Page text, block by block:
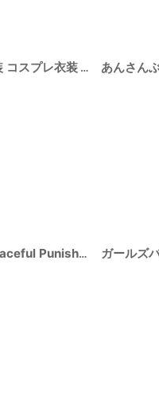
コスプレ衣装 [191554]
あんさんぶるスターズ！！ あんスタ 10周年 Graceful Punishment 朔間零 影片みか コスプレ衣装